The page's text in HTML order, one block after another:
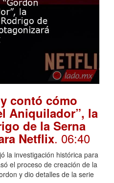
contó cómo
Aniquilador”, la
de la Serna
Netflix. 06:40
la investigación histórica para
el proceso de creación de la
y dio detalles de la serie